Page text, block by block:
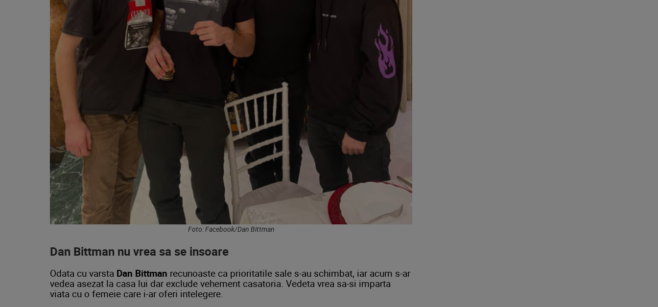
Foto: Facebook/Dan Bittman
Dan Bittman nu vrea sa se insoare
Odata cu varsta Dan Bittman recunoaste ca prioritatile sale s-au schimbat, iar acum s-ar
vedea asezat la casa lui dar exclude vehement casatoria. Vedeta vrea sa-si imparta
viata cu o femeie care i-ar oferi intelegere.